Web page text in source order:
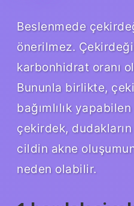
Beslenmede
önerilmez.
karbonhidrat oranı
Bununla birlikte,
bağımlılık
çekirdek,
cildin akne
neden olabilir.